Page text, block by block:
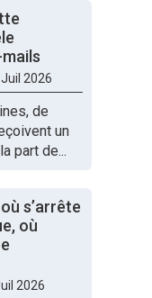
2026
de
un
part de...
s’arrête
où
2026